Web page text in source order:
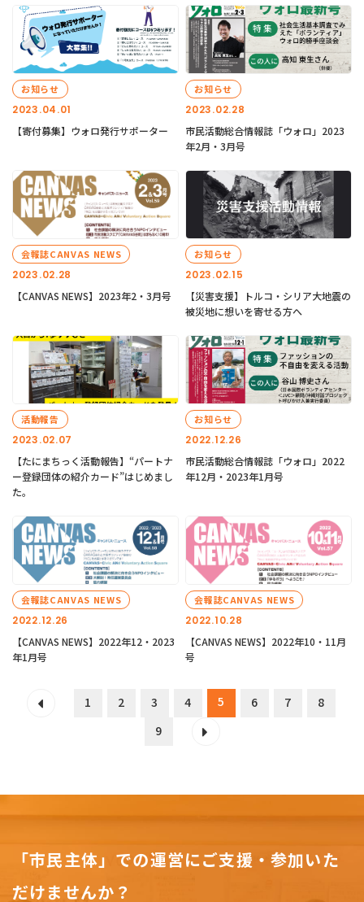
2023.04.01
お知らせ
【寄付募集】ウォロ発行サポーター
2023.02.28
お知らせ
市民活動総合情報誌「ウォロ」2023
年2月・3月号
2023.02.28
会報誌CANVAS NEWS
【CANVAS NEWS】2023年2・3月号
2023.02.15
お知らせ
【災害支援】トルコ・シリア大地震の
被災地に想いを寄せる方へ
2023.02.07
活動報告
【たにまちっく活動報告】“パートナ
ー登録団体の紹介カード”はじめまし
た。
2022.12.26
お知らせ
市民活動総合情報誌「ウォロ」2022
年12月・2023年1月号
2022.12.26
会報誌CANVAS NEWS
【CANVAS NEWS】2022年12・2023
年1月号
2022.10.28
会報誌CANVAS NEWS
【CANVAS NEWS】2022年10・11月
号
1 2 3 4 5 6 7
8
9
「市民主体」での運営にご支援・参加いた
だけませんか？